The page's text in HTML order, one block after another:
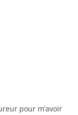
pour m’avoir